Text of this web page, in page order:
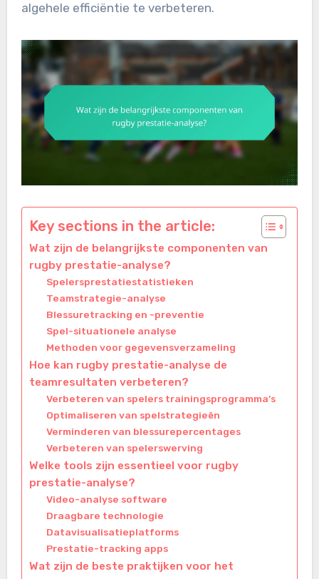
algehele efficiëntie te verbeteren.
Key sections in the article:
Wat zijn de belangrijkste componenten van
rugby prestatie-analyse?
Spelersprestatiestatistieken
Teamstrategie-analyse
Blessuretracking en -preventie
Spel-situationele analyse
Methoden voor gegevensverzameling
Hoe kan rugby prestatie-analyse de
teamresultaten verbeteren?
Verbeteren van spelers trainingsprogramma’s
Optimaliseren van spelstrategieën
Verminderen van blessurepercentages
Verbeteren van spelerswerving
Welke tools zijn essentieel voor rugby
prestatie-analyse?
Video-analyse software
Draagbare technologie
Datavisualisatieplatforms
Prestatie-tracking apps
Wat zijn de beste praktijken voor het